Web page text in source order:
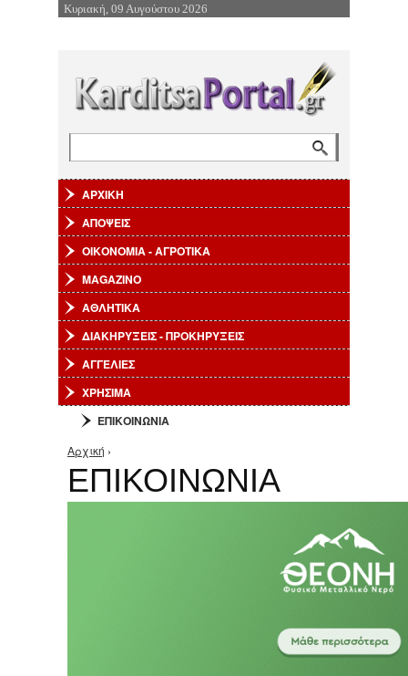
Επιστροφή στην Πλοήγηση
Κυριακή, 09 Αυγούστου 2026
ΑΡΧΙΚΗ
ΑΠΟΨΕΙΣ
ΟΙΚΟΝΟΜΙΑ - ΑΓΡΟΤΙΚΑ
MAGAZINO
ΑΘΛΗΤΙΚΑ
ΔΙΑΚΗΡΥΞΕΙΣ - ΠΡΟΚΗΡΥΞΕΙΣ
ΑΓΓΕΛΙΕΣ
ΧΡΗΣΙΜΑ
ΕΠΙΚΟΙΝΩΝΙΑ
Είστε εδώ
Αρχική ›
ΕΠΙΚΟΙΝΩΝΙΑ